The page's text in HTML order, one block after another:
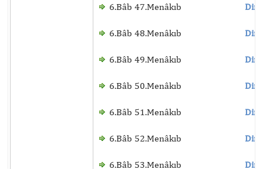
6.Bâb 47.Menâkıb
6.Bâb 48.Menâkıb
6.Bâb 49.Menâkıb
6.Bâb 50.Menâkıb
6.Bâb 51.Menâkıb
6.Bâb 52.Menâkıb
6.Bâb 53.Menâkıb